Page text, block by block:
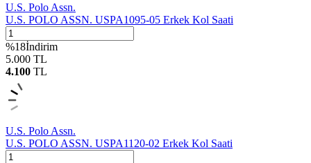
U.S. Polo Assn.
U.S. POLO ASSN. USPA1095-05 Erkek Kol Saati
%18İndirim
5.000 TL
4.100 TL
U.S. Polo Assn.
U.S. POLO ASSN. USPA1120-02 Erkek Kol Saati